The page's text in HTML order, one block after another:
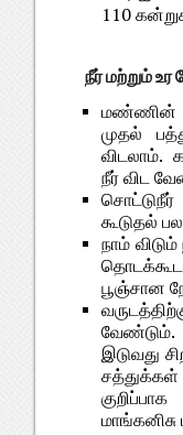
110
நீர் மற்றும்
மண்ணின்
முதல்
விடலாம்.
நீர் விட
கூடுதல்
நாம்
பூஞ்சான
இடுவது